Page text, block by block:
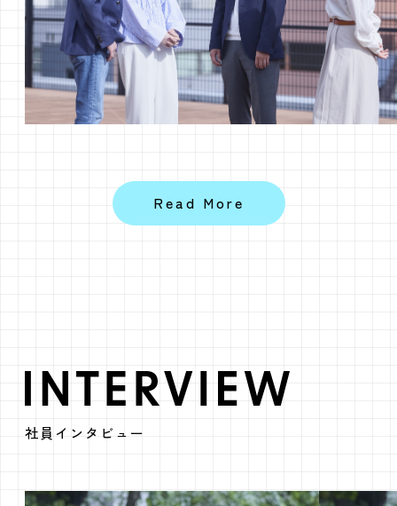
INTERVIEW
社員インタビュー